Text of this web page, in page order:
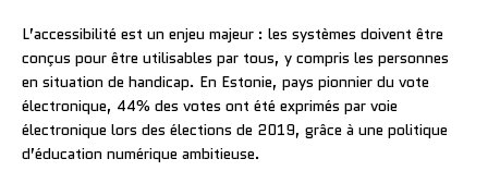
L’accessibilité est un enjeu majeur : les systèmes doivent être
conçus pour être utilisables par tous, y compris les personnes
en situation de handicap. En Estonie, pays pionnier du vote
électronique, 44% des votes ont été exprimés par voie
électronique lors des élections de 2019, grâce à une politique
d’éducation numérique ambitieuse.